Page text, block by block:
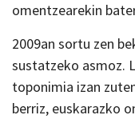
omentzearekin
2009an sortu zen
sustatzeko asmoz.
toponimia izan
berriz, euskarazko